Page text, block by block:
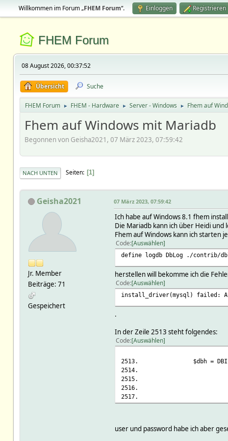
Willkommen im Forum „FHEM Forum“. Einloggen Registrieren
FHEM Forum
08 August 2026, 00:37:52
Übersicht Suche
FHEM Forum ► FHEM - Hardware ► Server - Windows ► Fhem auf
Fhem auf Windows mit Mariadb
Begonnen von Geisha2021, 07 März 2023, 07:59:42
NACH UNTEN Seiten 1
Geisha2021
Jr. Member
Beiträge: 71
Gespeichert
07 März 2023, 07:59:42
Ich habe auf Windows 8.1 fhem
Die Mariadb kann ich über Heidi
Fhem auf Windows kann ich starten
Code Auswählen
define logdb DbLog ./contrib/
herstellen will bekomme ich die
Code Auswählen
install_driver(mysql) failed:
.
In der Zeile 2513 steht folgendes:
Code Auswählen
2513.
$dbh = DBI-
2514.
2515.
2516.
2517.
user und password habe ich aber